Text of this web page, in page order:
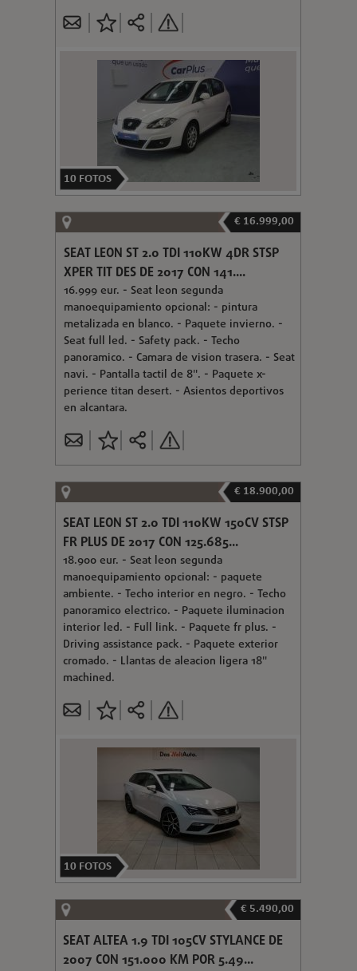
10 FOTOS
€ 16.999,00
SEAT LEON ST 2.0 TDI 110KW 4DR STSP
XPER TIT DES DE 2017 CON 141....
16.999 eur. - Seat leon segunda
manoequipamiento opcional: - pintura
metalizada en blanco. - Paquete invierno. -
Seat full led. - Safety pack. - Techo
panoramico. - Camara de vision trasera. - Seat
navi. - Pantalla tactil de 8". - Paquete x-
perience titan desert. - Asientos deportivos
en alcantara.
€ 18.900,00
SEAT LEON ST 2.0 TDI 110KW 150CV STSP
FR PLUS DE 2017 CON 125.685...
18.900 eur. - Seat leon segunda
manoequipamiento opcional: - paquete
ambiente. - Techo interior en negro. - Techo
panoramico electrico. - Paquete iluminacion
interior led. - Full link. - Paquete fr plus. -
Driving assistance pack. - Paquete exterior
cromado. - Llantas de aleacion ligera 18"
machined.
10 FOTOS
€ 5.490,00
SEAT ALTEA 1.9 TDI 105CV STYLANCE DE
2007 CON 151.000 KM POR 5.49...